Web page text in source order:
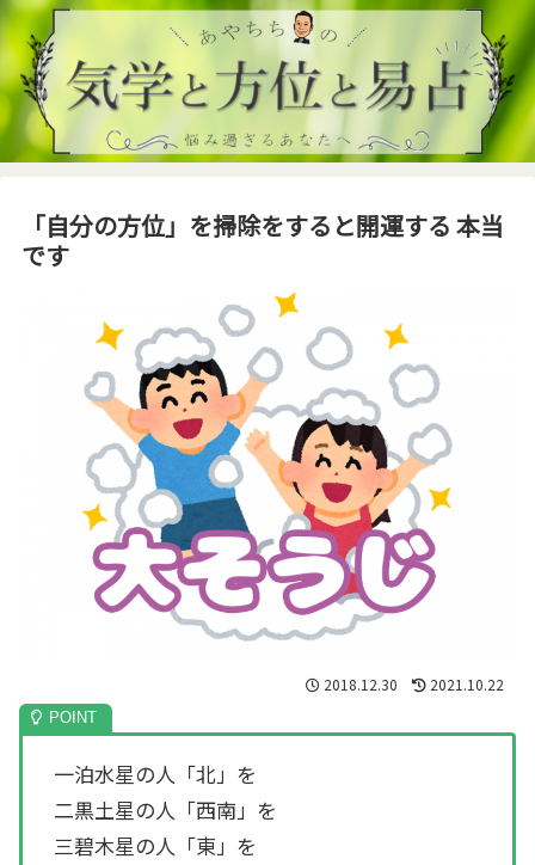
「自分の方位」を掃除をすると開運する 本当
です
2018.12.30 2021.10.22
一泊水星の人「北」を
二黒土星の人「西南」を
三碧木星の人「東」を